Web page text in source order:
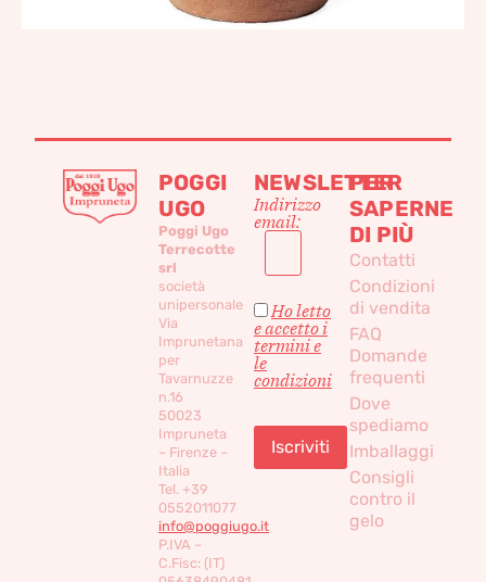
POGGI
UGO
Poggi Ugo
Terrecotte
srl
società
unipersonale
Via
Imprunetana
per
Tavarnuzze
n.16
50023
Impruneta
– Firenze –
Italia
Tel. +39
0552011077
info@poggiugo.it
P.IVA –
C.Fisc: (IT)
NEWSLETTER
Indirizzo
email:
Ho letto
e accetto i
termini e
le
condizioni
PER
SAPERNE
DI PIÙ
Contatti
Condizioni
di vendita
FAQ
Domande
frequenti
Dove
spediamo
Imballaggi
Consigli
contro il
gelo